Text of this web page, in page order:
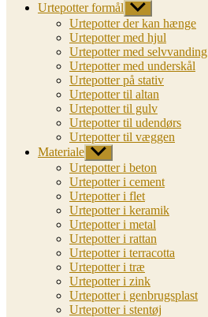
Urtepotter formål Vis
undermenu
Urtepotter der kan hænge
Urtepotter med hjul
Urtepotter med selvvanding
Urtepotter med underskål
Urtepotter på stativ
Urtepotter til altan
Urtepotter til gulv
Urtepotter til udendørs
Urtepotter til væggen
Materiale Vis
undermenu
Urtepotter i beton
Urtepotter i cement
Urtepotter i flet
Urtepotter i keramik
Urtepotter i metal
Urtepotter i rattan
Urtepotter i terracotta
Urtepotter i træ
Urtepotter i zink
Urtepotter i genbrugsplast
Urtepotter i stentøj